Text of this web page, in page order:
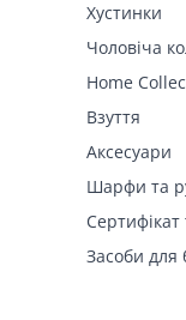
Хустинки
Чоловіча
Home
Взуття
Аксесуари
Шарфи та
Сертифікат
Засоби для
Розмір (27)
Колір (157)
Склад (94)
Країна